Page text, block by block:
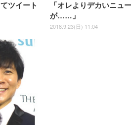
ツイート
「オレよりデカいニュ
が……」
2018.9.23(日) 11:04